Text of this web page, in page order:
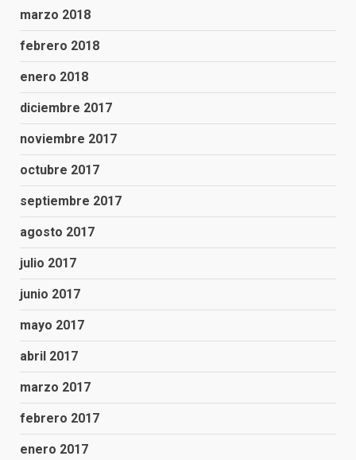
marzo 2018
febrero 2018
enero 2018
diciembre 2017
noviembre 2017
octubre 2017
septiembre 2017
agosto 2017
julio 2017
junio 2017
mayo 2017
abril 2017
marzo 2017
febrero 2017
enero 2017